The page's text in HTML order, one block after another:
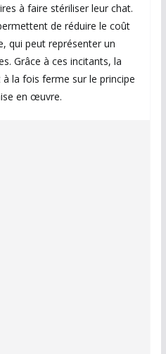
à faire stériliser leur chat.
de réduire le coût
qui peut représenter un
Grâce à ces incitants, la
la fois ferme sur le principe
en œuvre.